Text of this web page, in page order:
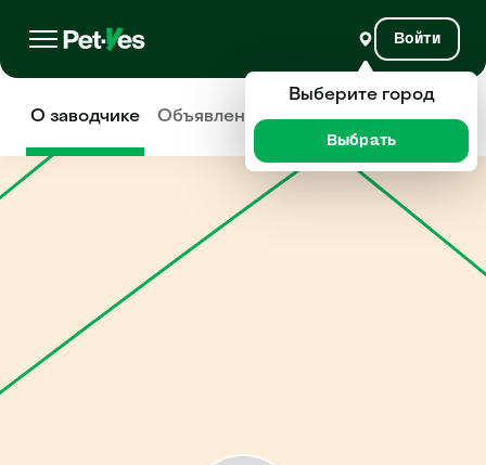
Войти
О заводчике Объявления Отзывы
Выберите город
Выбрать